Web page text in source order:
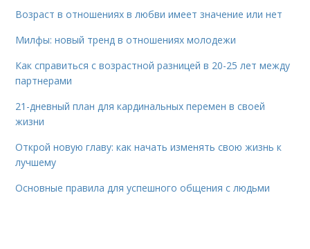
Возраст в отношениях в любви имеет значение или нет
Милфы: новый тренд в отношениях молодежи
Как справиться с возрастной разницей в 20-25 лет между
партнерами
21-дневный план для кардинальных перемен в своей
жизни
Открой новую главу: как начать изменять свою жизнь к
лучшему
Основные правила для успешного общения с людьми